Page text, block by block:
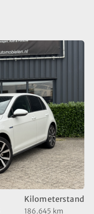
Kilometerstand
186.645 km